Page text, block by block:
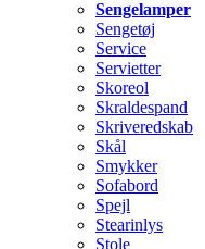
Sengelamper
Sengetøj
Service
Servietter
Skoreol
Skraldespand
Skriveredskab
Skål
Smykker
Sofabord
Spejl
Stearinlys
Stole